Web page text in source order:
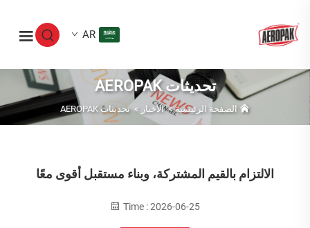
AR
تحديثات AEROPAK
الصفحة الرئيسية>الأخبار >تحديثات AEROPAK
الالتزام بالقيم المشتركة، وبناء مستقبل أقوى معًا
Time : 2026-06-25